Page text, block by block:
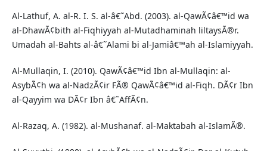
Al-Lathuf, A. al-R. I. S. al-â€˜Abd. (2003). al-QawÃ¢â€™id wa
al-DhawÃ¢bith al-Fiqhiyyah al-Mutadhaminah liltaysÃ®r.
Umadah al-Bahts al-â€˜Alami bi al-Jamiâ€™ah al-Islamiyyah.
Al-Mullaqin, I. (2010). QawÃ¢â€™id Ibn al-Mullaqin: al-
AsybÃ¢h wa al-NadzÃ¢ir FÃ® QawÃ¢â€™id al-Fiqh. DÃ¢r Ibn
al-Qayyim wa DÃ¢r Ibn â€˜AffÃ¢n.
Al-Razaq, A. (1982). al-Mushanaf. al-Maktabah al-IslamÃ®.